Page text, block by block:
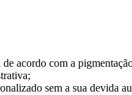
acordo com a
sem a sua devida